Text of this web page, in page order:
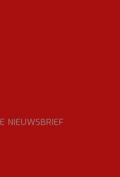
NIEUWSBRIEF